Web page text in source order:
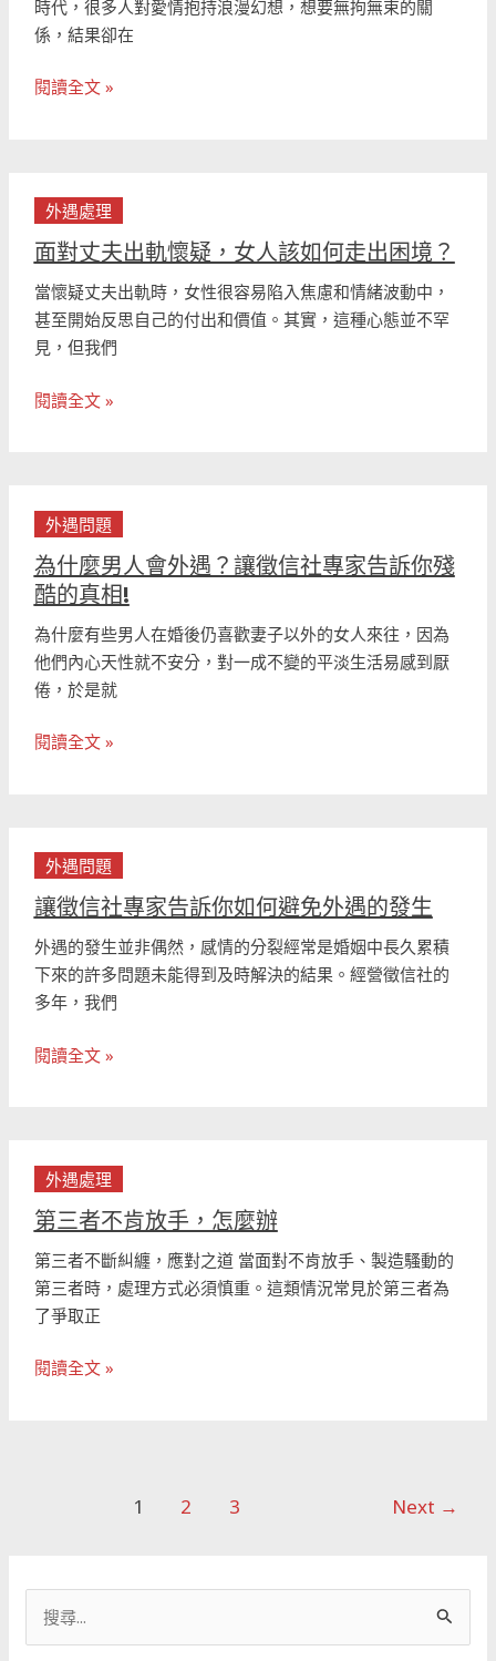
重
挑
時代，很多人對愛情抱持浪漫幻想，想要無拘無束的關
係，結果卻在
束，
婚
也
一
案
閱讀全文 »
外遇處理
面對丈夫出軌懷疑，女人該如何走出困境？
當懷疑丈夫出軌時，女性很容易陷入焦慮和情緒波動中，
甚至開始反思自己的付出和價值。其實，這種心態並不罕
見，但我們
對
丈
夫
出
軌
懷
女
何
走
出
困
境？
閱讀全文 »
外遇問題
為什麼男人會外遇？讓徵信社專家告訴你殘
酷的真相!
為什麼有些男人在婚後仍喜歡妻子以外的女人來往，因為
他們內心天性就不安分，對一成不變的平淡生活易感到厭
倦，於是就
什
麼
男
人
會
外
遇？
徵
家
告
訴
你
殘
酷
真
閱讀全文 »
外遇問題
讓徵信社專家告訴你如何避免外遇的發生
外遇的發生並非偶然，感情的分裂經常是婚姻中長久累積
下來的許多問題未能得到及時解決的結果。經營徵信社的
多年，我們
徵
信
社
專
家
告
你
免
外
遇
的
發
生
閱讀全文 »
外遇處理
第三者不肯放手，怎麼辦
第三者不斷糾纏，應對之道 當面對不肯放手、製造騷動的
第三者時，處理方式必須慎重。這類情況常見於第三者為
了爭取正
三
者
不
肯
放
手，
麼
閱讀全文 »
1 2 3 Next →